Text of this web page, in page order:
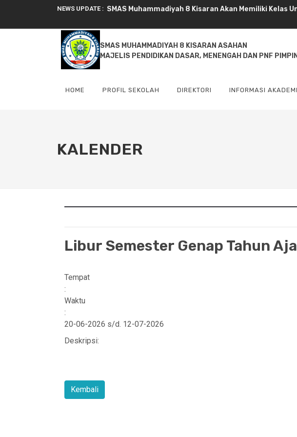
NEWS UPDATE : SMAS Muhammadiyah 8 Kisaran Akan Memiliki Kelas
Serah Terima Jabatan Wakil Kepala Sekolah SMAS
SMA Muhammadiyah 8 Kisaran Kunjungan Edukasi ke
SMAS MUHAMMADIYAH 8 KISARAN ASAHAN
MAJELIS PENDIDIKAN DASAR, MENENGAH DAN PNF
HOME PROFIL SEKOLAH DIREKTORI INFORMASI
KALENDER
Libur Semester Genap Tahun
Tempat
:
Waktu
:
20-06-2026 s/d. 12-07-2026
Deskripsi: